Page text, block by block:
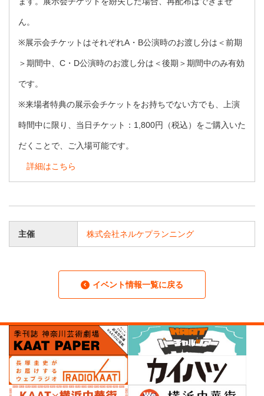
ん。
※展示会チケットはそれぞれA・B公演時のお渡し分は＜前期
＞期間中、C・D公演時のお渡し分は＜後期＞期間中のみ有効
です。
※来場者特典の展示会チケットをお持ちでない方でも、上演
時間中に限り、当日チケット：1,800円（税込）をご購入いた
だくことで、ご入場可能です。
詳細はこちら
主催 株式会社ネルケプランニング
イベント情報一覧に戻る